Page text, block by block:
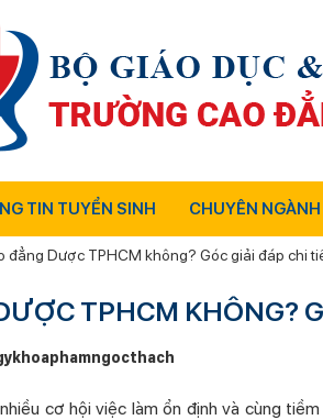
TIN TUYỂN SINH CHUYÊN
đẳng Dược TPHCM không? Góc giải đáp chi
TPHCM KHÔNG?
cơ hội việc làm ổn định và cùng